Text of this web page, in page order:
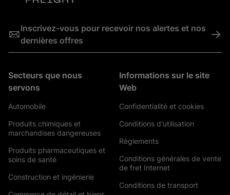
Inscrivez-vous pour recevoir nos alertes et nos
dernières offres
->
Secteurs que nous
servons
Automobile
Produits chimiques et
marchandises dangereuses
Produits pharmaceutiques et
soins de santé
Construction et ingénierie
Informations sur le site
Web
Confidentialité et cookies
Conditions d'utilisation
Règlements
Conditions générales de vente
de fret Internet
Conditions de transport